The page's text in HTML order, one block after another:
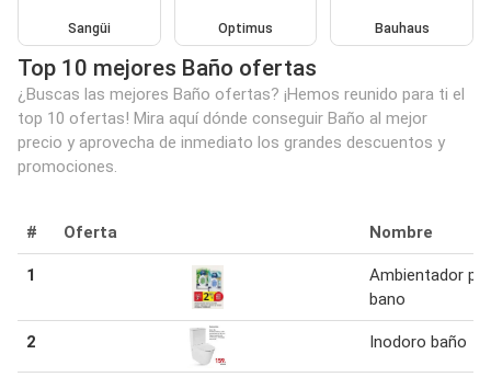
Sangüi Optimus Bauhaus
Top 10 mejores Baño ofertas
¿Buscas las mejores Baño ofertas? ¡Hemos reunido para ti el
top 10 ofertas! Mira aquí dónde conseguir Baño al mejor
precio y aprovecha de inmediato los grandes descuentos y
promociones.
# Oferta Nombre
1
Ambientador
bano
2 Inodoro baño